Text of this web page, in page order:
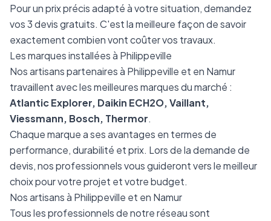
Pour un prix précis adapté à votre situation, demandez
vos 3 devis gratuits. C'est la meilleure façon de savoir
exactement combien vont coûter vos travaux.
Les marques installées à Philippeville
Nos artisans partenaires à Philippeville et en Namur
travaillent avec les meilleures marques du marché :
Atlantic Explorer, Daikin ECH2O, Vaillant,
Viessmann, Bosch, Thermor.
Chaque marque a ses avantages en termes de
performance, durabilité et prix. Lors de la demande de
devis, nos professionnels vous guideront vers le meilleur
choix pour votre projet et votre budget.
Nos artisans à Philippeville et en Namur
Tous les professionnels de notre réseau sont